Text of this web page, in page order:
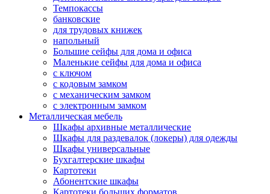
Темпокассы
банковские
для трудовых книжек
напольный
Большие сейфы для дома и офиса
Маленькие сейфы для дома и офиса
с ключом
с кодовым замком
с механическим замком
с электронным замком
Металлическая мебель
Шкафы архивные металлические
Шкафы для раздевалок (локеры) для одежды
Шкафы универсальные
Бухгалтерские шкафы
Картотеки
Абонентские шкафы
Картотеки больших форматов